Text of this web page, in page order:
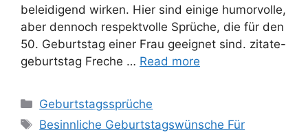
beleidigend wirken. Hier sind einige humorvolle,
aber dennoch respektvolle Sprüche, die für den
50. Geburtstag einer Frau geeignet sind. zitate-
geburtstag Freche … Read more
Categories
Geburtstagssprüche
Tags
Besinnliche Geburtstagswünsche Für